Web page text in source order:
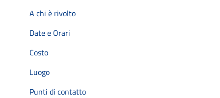
A chi è rivolto
Date e Orari
Costo
Luogo
Punti di contatto